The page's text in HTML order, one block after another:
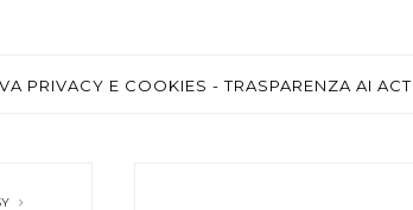
PRIVACY E COOKIES - TRASPARENZA AI ACT